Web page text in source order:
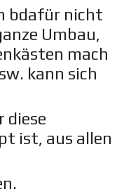
bdafür nicht
Umbau,
mach
kann sich
diese
ist, aus allen